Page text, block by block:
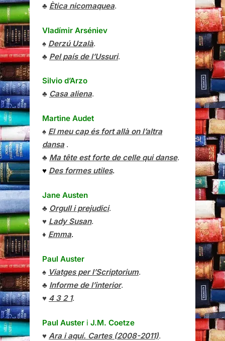
♣ Ètica nicomaquea.
Vladímir Arséniev
♠ Derzú Uzalà.
♣ Pel país de l’Ussuri.
Silvio d’Arzo
♣ Casa aliena.
Martine Audet
♠ El meu cap és fort allà on l’altra
dansa.
♣ Ma tête est forte de celle qui danse.
♥ Des formes utiles.
Jane Austen
♣ Orgull i prejudici.
♥ Lady Susan.
♦ Emma.
Paul Auster
♠ Viatges per l’Scriptorium.
♣ Informe de l’interior.
♥ 4 3 2 1.
Paul Auster i J.M. Coetze
♥ Ara i aquí. Cartes (2008-2011).